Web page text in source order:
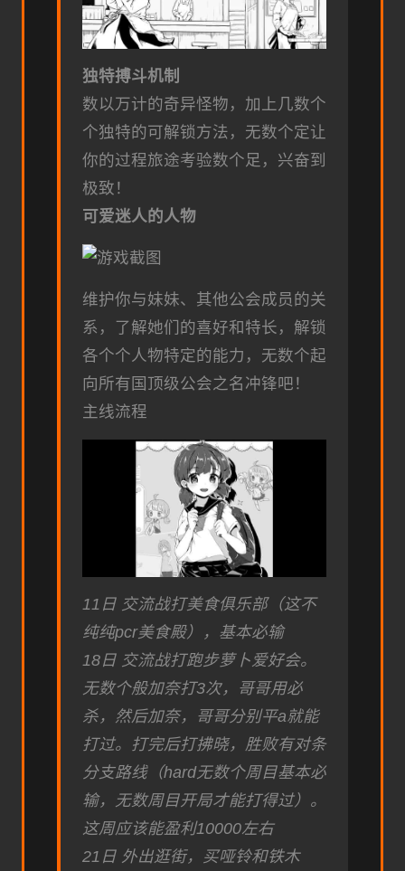
独特搏斗机制
数以万计的奇异怪物，加上几数个
个独特的可解锁方法，无数个定让
你的过程旅途考验数个足，兴奋到
极致！
可爱迷人的人物
维护你与妹妹、其他公会成员的关
系，了解她们的喜好和特长，解锁
各个个人物特定的能力，无数个起
向所有国顶级公会之名冲锋吧！
主线流程
11日 交流战打美食俱乐部（这不
纯纯pcr美食殿），基本必输
18日 交流战打跑步萝卜爱好会。
无数个般加奈打3次，哥哥用必
杀，然后加奈，哥哥分别平a就能
打过。打完后打拂晓，胜败有对条
分支路线（hard无数个周目基本必
输，无数周目开局才能打得过）。
这周应该能盈利10000左右
21日 外出逛街，买哑铃和铁木